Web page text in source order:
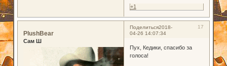
+1
Поделиться 17
2018-
04-26 14:07:34
PlushBear
Сам Ш
Пух, Кедики, спасибо за
голоса!